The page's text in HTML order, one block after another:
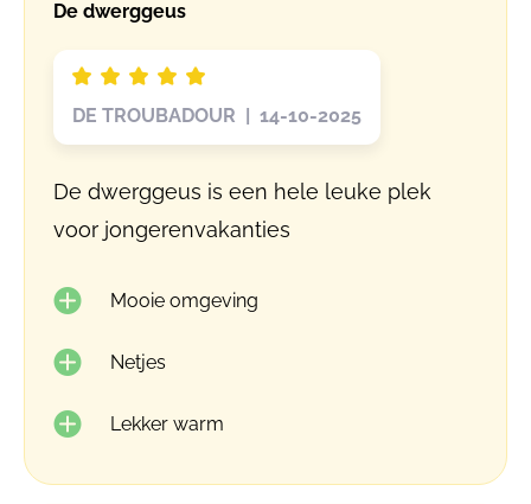
De dwerggeus
DE TROUBADOUR | 14-10-2025
De dwerggeus is een hele leuke plek
voor jongerenvakanties
Mooie omgeving
Netjes
Lekker warm